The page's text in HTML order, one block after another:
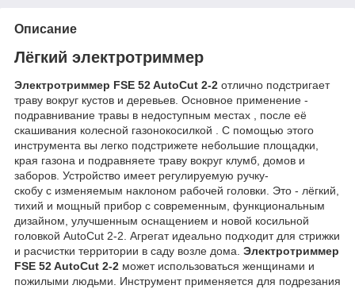
Описание
Лёгкий электротриммер
Электротриммер FSE 52 AutoCut 2-2 отлично подстригает
траву вокруг кустов и деревьев. Основное применение -
подравнивание травы в недоступным местах , после её
скашивания колесной газонокосилкой . С помощью этого
инструмента вы легко подстрижете небольшие площадки,
края газона и подравняете траву вокруг клумб, домов и
заборов. Устройство имеет регулируемую ручку-
скобу с изменяемым наклоном рабочей головки. Это - лёгкий,
тихий и мощный прибор с современным, функциональным
дизайном, улучшенным оснащением и новой косильной
головкой AutoCut 2-2. Агрегат идеально подходит для стрижки
и расчистки территории в саду возле дома. Электротриммер
FSE 52 AutoCut 2-2 может использоваться женщинами и
пожилыми людьми. Инструмент применяется для подрезания